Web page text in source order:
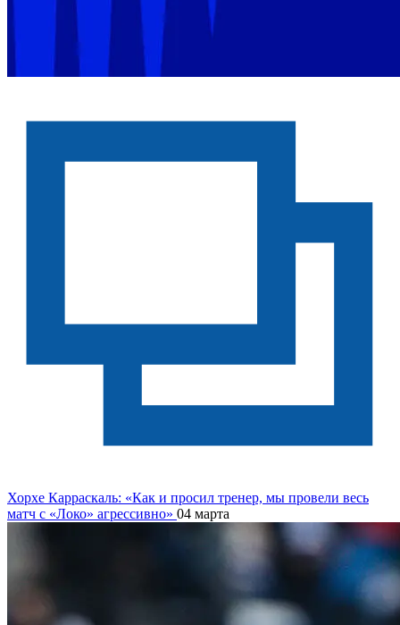
Хорхе Карраскаль: «Как и просил тренер, мы провели весь
матч с «Локо» агрессивно» 04 марта